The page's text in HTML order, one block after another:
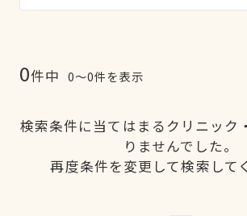
0件中 0〜0件を表示
検索条件に当てはまるクリニック
りませんでした。
再度条件を変更して検索して